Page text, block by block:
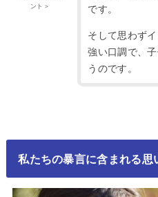
ント＞
です。
そして思わず
強い口調で、
うのです。
私たちの暴言に含まれる思